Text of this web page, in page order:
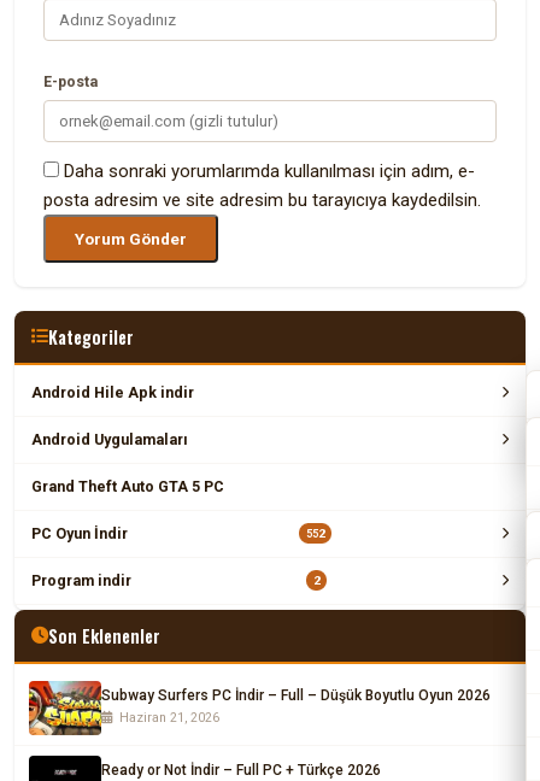
E-posta
Daha sonraki yorumlarımda kullanılması için adım, e-
posta adresim ve site adresim bu tarayıcıya kaydedilsin.
Kategoriler
Android Hile Apk indir
Android Uygulamaları
Grand Theft Auto GTA 5 PC
PC Oyun İndir 552
Program indir 2
Son Eklenenler
Subway Surfers PC İndir – Full – Düşük Boyutlu Oyun 2026
Haziran 21, 2026
Ready or Not İndir – Full PC + Türkçe 2026